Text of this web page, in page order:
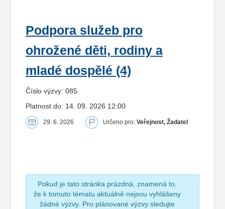
Podpora služeb pro
ohrožené děti, rodiny a
mladé dospělé (4)
Číslo výzvy: 085
Platnost do: 14. 09. 2026 12:00
29. 6. 2026 Určeno pro: Veřejnost, Žadatel
Pokud je tato stránka prázdná, znamená to,
že k tomuto tématu aktuálně nejsou vyhlášeny
žádné výzvy. Pro plánované výzvy sledujte